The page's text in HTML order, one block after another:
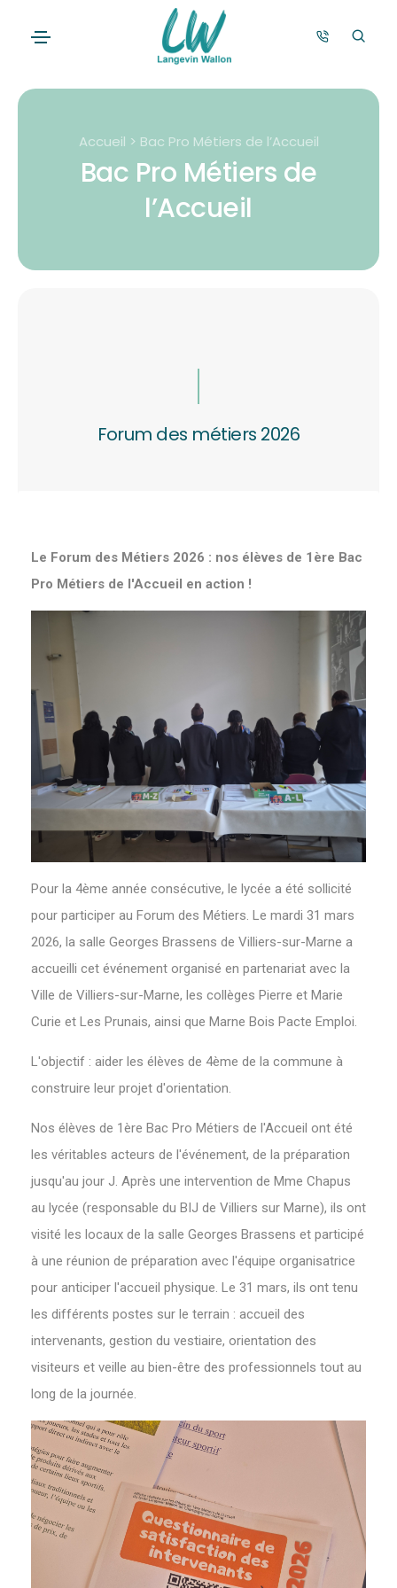
Accueil > Bac Pro Métiers de l’Accueil
Bac Pro Métiers de
l’Accueil
Forum des métiers 2026
Le Forum des Métiers 2026 : nos élèves de 1ère Bac
Pro Métiers de l'Accueil en action !
Pour la 4ème année consécutive, le lycée a été sollicité
pour participer au Forum des Métiers. Le mardi 31 mars
2026, la salle Georges Brassens de Villiers-sur-Marne a
accueilli cet événement organisé en partenariat avec la
Ville de Villiers-sur-Marne, les collèges Pierre et Marie
Curie et Les Prunais, ainsi que Marne Bois Pacte Emploi.
L'objectif : aider les élèves de 4ème de la commune à
construire leur projet d'orientation.
Nos élèves de 1ère Bac Pro Métiers de l'Accueil ont été
les véritables acteurs de l'événement, de la préparation
jusqu'au jour J. Après une intervention de Mme Chapus
au lycée (responsable du BIJ de Villiers sur Marne), ils ont
visité les locaux de la salle Georges Brassens et participé
à une réunion de préparation avec l'équipe organisatrice
pour anticiper l'accueil physique. Le 31 mars, ils ont tenu
les différents postes sur le terrain : accueil des
intervenants, gestion du vestiaire, orientation des
visiteurs et veille au bien-être des professionnels tout au
long de la journée.